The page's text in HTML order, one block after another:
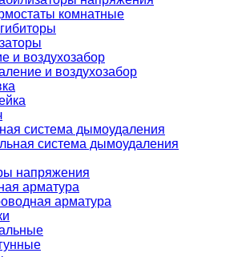
комнатные
и воздухозабор
и воздухозабор
система дымоудаления
система дымоудаления
напряжения
арматура
арматура